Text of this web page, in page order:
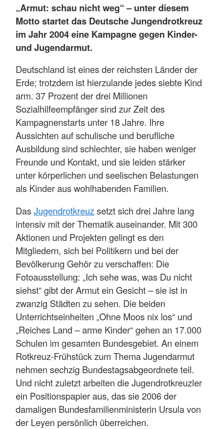
„Armut: schau nicht weg“ – unter diesem
Motto startet das Deutsche Jungendrotkreuz
im Jahr 2004 eine Kampagne gegen Kinder-
und Jugendarmut.
Deutschland ist eines der reichsten Länder der
Erde; trotzdem ist hierzulande jedes siebte Kind
arm. 37 Prozent der drei Millionen
Sozialhilfeempfänger sind zur Zeit des
Kampagnenstarts unter 18 Jahre. Ihre
Aussichten auf schulische und berufliche
Ausbildung sind schlechter, sie haben weniger
Freunde und Kontakt, und sie leiden stärker
unter körperlichen und seelischen Belastungen
als Kinder aus wohlhabenden Familien.
DasJugendrotkreuzsetzt sich drei Jahre lang
intensiv mit der Thematik auseinander. Mit 300
Aktionen und Projekten gelingt es den
Mitgliedern, sich bei Politikern und bei der
Bevölkerung Gehör zu verschaffen: Die
Fotoausstellung: „Ich sehe was, was Du nicht
siehst“ gibt der Armut ein Gesicht – sie ist in
zwanzig Städten zu sehen. Die beiden
Unterrichtseinheiten „Ohne Moos nix los“ und
„Reiches Land – arme Kinder“ gehen an 17.000
Schulen im gesamten Bundesgebiet. An einem
Rotkreuz-Frühstück zum Thema Jugendarmut
nehmen sechzig Bundestagsabgeordnete teil.
Und nicht zuletzt arbeiten die Jugendrotkreuzler
ein Positionspapier aus, das sie 2006 der
damaligen Bundesfamilienministerin Ursula von
der Leyen persönlich überreichen.